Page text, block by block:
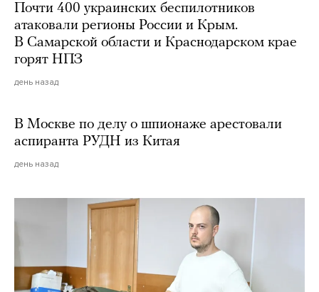
Почти 400 украинских беспилотников
атаковали регионы России и Крым.
В Самарской области и Краснодарском крае
горят НПЗ
день назад
В Москве по делу о шпионаже арестовали
аспиранта РУДН из Китая
день назад